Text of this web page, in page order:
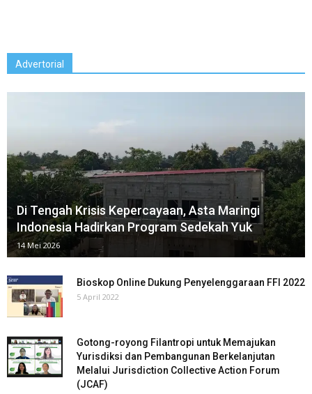
Advertorial
Di Tengah Krisis Kepercayaan, Asta Maringi
Indonesia⁠ Hadirkan Program Sedekah Yuk
14 Mei 2026
Bioskop Online Dukung Penyelenggaraan FFI 2022
5 April 2022
Gotong-royong Filantropi untuk Memajukan
Yurisdiksi dan Pembangunan Berkelanjutan
Melalui Jurisdiction Collective Action Forum
(JCAF)